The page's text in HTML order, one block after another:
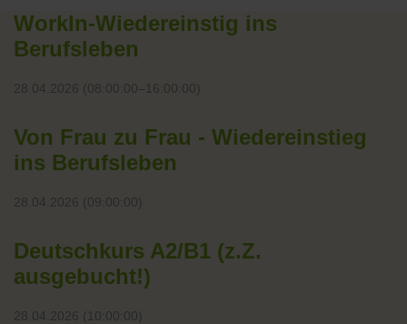
WorkIn-Wiedereinstig ins
Berufsleben
28.04.2026 (08:00:00–16:00:00)
Von Frau zu Frau - Wiedereinstieg
ins Berufsleben
28.04.2026 (09:00:00)
Deutschkurs A2/B1 (z.Z.
ausgebucht!)
28.04.2026 (10:00:00)